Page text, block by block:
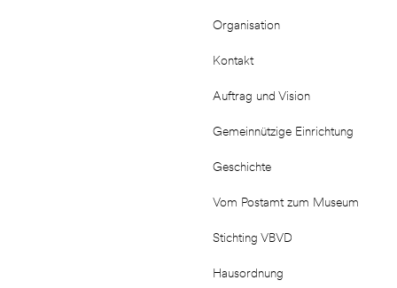
Organisation
Kontakt
Auftrag und Vision
Gemeinnützige Einrichtung
Geschichte
Vom Postamt zum Museum
Stichting VBVD
Hausordnung